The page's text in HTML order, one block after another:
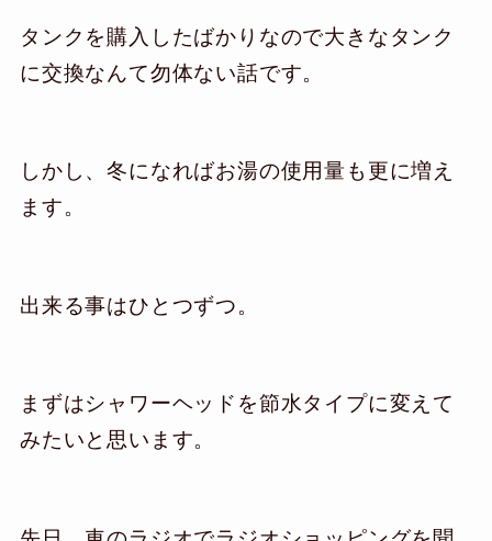
タンクを購入したばかりなので大きなタンク
に交換なんて勿体ない話です。
しかし、冬になればお湯の使用量も更に増え
ます。
出来る事はひとつずつ。
まずはシャワーヘッドを節水タイプに変えて
みたいと思います。